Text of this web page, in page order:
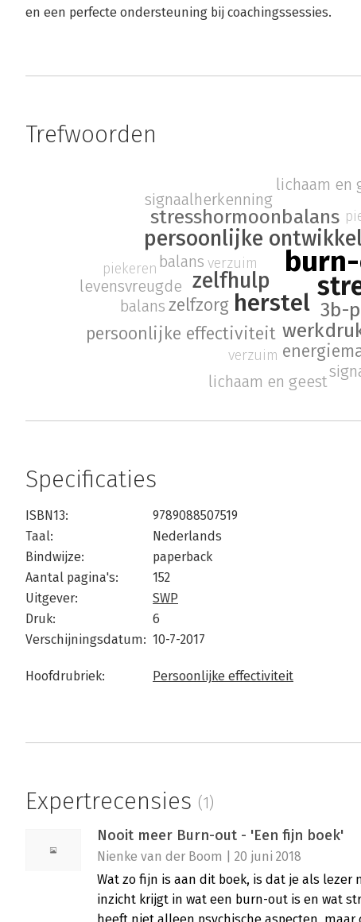
en een perfecte ondersteuning bij coachingssessies.
Trefwoorden
herstel
persoonlijke
zelfhulp
3b-
stresshormoonbalans
persoonlijke effectiviteit
zelfzorg
verzuim
levensvreugde
signaalherkenning
balans
lichaam en
verzuim
piekeren
balans
lichaam en geest
Specificaties
ISBN13:
9789088507519
Taal:
Nederlands
Bindwijze:
paperback
Aantal pagina's:
152
Uitgever:
SWP
Druk:
6
Verschijningsdatum: 10-7-2017
Hoofdrubriek: Persoonlijke effectiviteit
Expertrecensies (1)
Nooit meer Burn-out - 'Een fijn boek'
Nienke van der Boom | 20 juni 2018
Wat zo fijn is aan dit boek, is dat je als
inzicht krijgt in wat een burn-out is en wat